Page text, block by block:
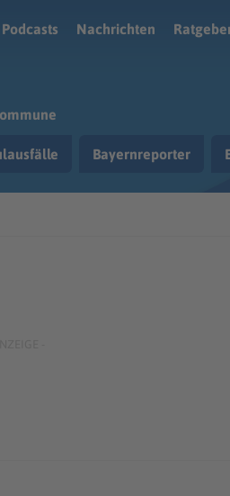
Podcasts Nachrichten
Bayernreporter